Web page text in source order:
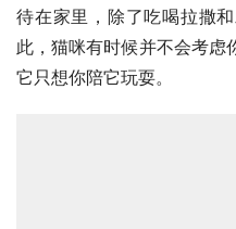
待在家里，除了吃喝拉撒
此，猫咪有时候并不会考虑
它只想你陪它玩耍。